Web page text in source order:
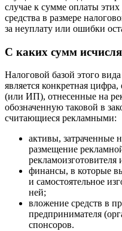
случае к сумме оплаты
средства в размере
за неуплату или ошибки
С каких сумм
Налоговой базой этого
является конкретная
(или ИП), отнесенные на
обозначенную таковой в
считающиеся рекламными:
активы, затраченные
размещение
рекламоизготовителя
финансы, в которые
и самостоятельное
ней;
вложение средств в
предпринимателя
спонсоров.